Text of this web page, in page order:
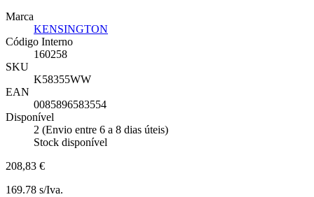
Marca
KENSINGTON
Código Interno
160258
SKU
K58355WW
EAN
0085896583554
Disponível
2 (Envio entre 6 a 8 dias úteis)
Stock disponível
208,83 €
169.78 s/Iva.